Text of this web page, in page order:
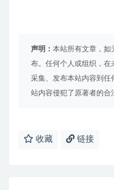
声明： 本站所有文章，如
布。任何个人或组织，在
采集、发布本站内容到任
站内容侵犯了原著者的合
收藏 链接